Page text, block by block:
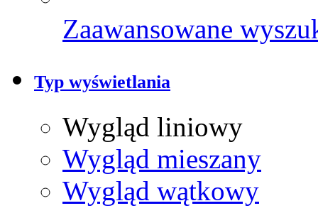
Zaawansowane
Typ wyświetlania
Wygląd liniowy
Wygląd mieszany
Wygląd wątkowy